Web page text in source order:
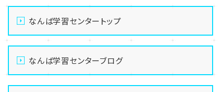
なんば学習センタートップ
なんば学習センターブログ